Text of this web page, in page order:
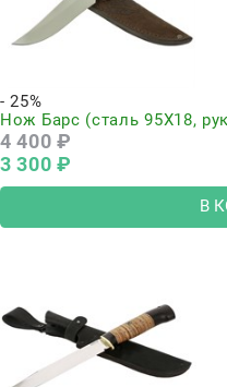
- 25%
Нож Барс (сталь 95Х18,
4 400 ₽
3 300 ₽
В